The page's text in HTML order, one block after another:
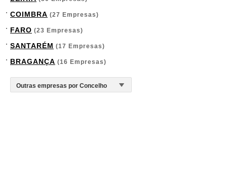
COIMBRA (27 Empresas)
FARO (23 Empresas)
SANTARÉM (17 Empresas)
BRAGANÇA (16 Empresas)